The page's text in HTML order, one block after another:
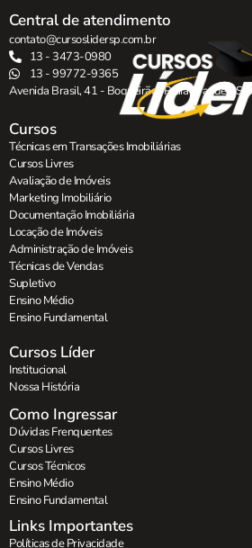
Central de atendimento
contato@cursoslidersp.com.br
13 - 3473-0980
13 - 99772-9365
Avenida Brasil, 41 - Boqueirão , Praia Grande - SP.
Cursos
Técnicas em Transações Imobiliárias
Cursos Livres
Avaliação de Imóveis
Marketing Imobiliário
Documentação Imobiliária
Locação de Imóveis
Administração de Imóveis
Técnicas de Vendas
Supletivo
Ensino Médio
Ensino Fundamental
Cursos Líder
Institucional
Nossa História
Como Ingressar
Dúvidas Frenquentes
Cursos Livres
Cursos Técnicos
Ensino Médio
Ensino Fundamental
Links Importantes
Políticas de Privacidade